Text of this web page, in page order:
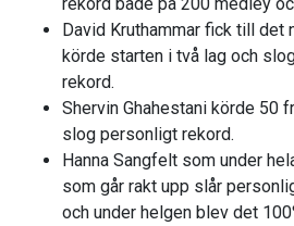
David Kruthammar fick till det
körde starten i två lag och
rekord.
Shervin Ghahestani körde 50
slog personligt rekord.
Hanna Sangfelt som under
som går rakt upp slår
och under helgen blev det